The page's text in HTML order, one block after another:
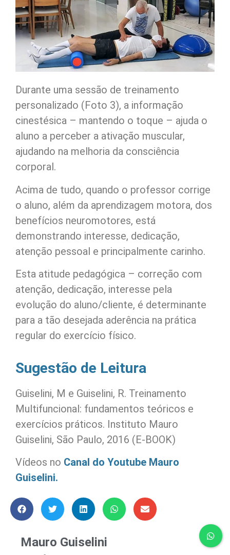
Durante uma sessão de treinamento
personalizado (Foto 3), a informação
cinestésica – mantendo o toque – ajuda o
aluno a perceber a ativação muscular,
ajudando na melhoria da consciência
corporal.
Acima de tudo, quando o professor corrige
o aluno, além da aprendizagem motora, dos
benefícios neuromotores, está
demonstrando interesse, dedicação,
atenção pessoal e principalmente carinho.
Esta atitude pedagógica – correção com
atenção, dedicação, interesse pela
evolução do aluno/cliente, é determinante
para a tão desejada aderência na prática
regular do exercício físico.
Sugestão de Leitura
Guiselini, M e Guiselini, R. Treinamento
Multifuncional: fundamentos teóricos e
exercícios práticos. Instituto Mauro
Guiselini, São Paulo, 2016 (E-BOOK)
Vídeos no Canal do Youtube Mauro
Guiselini.
Mauro Guiselini